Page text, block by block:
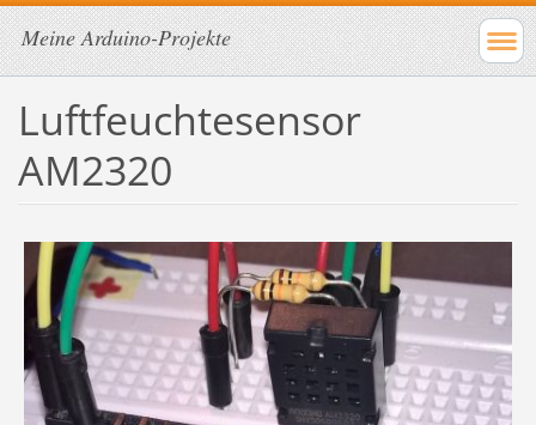
Meine Arduino-Projekte
Luftfeuchtesensor
AM2320